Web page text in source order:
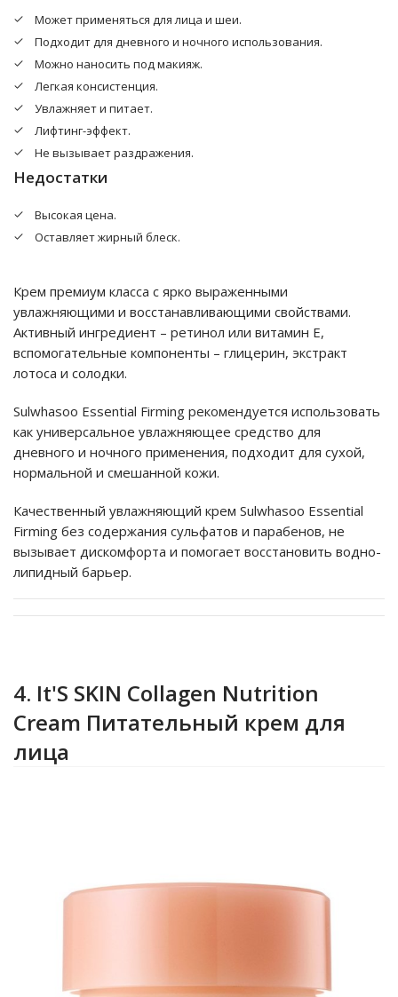
rhizome/root extract, nelumbo nucifera flower extract,
ethyl-hexylglycerin, disodium edta, sorbitan isostearate,
lycium chinense fruit extract, polysorbate 20, polysorbate
uralensis (licorice) root extract, citronellol, citral, geraniol,
benzyl benzoate, hydrolyzed soybean extract, tocopherol
Может применяться для лица и шеи.
Подходит для дневного и ночного использования.
Можно наносить под макияж.
Легкая консистенция.
Увлажняет и питает.
Лифтинг-эффект.
Не вызывает раздражения.
Недостатки
Высокая цена.
Оставляет жирный блеск.
Крем премиум класса с ярко выраженными
увлажняющими и восстанавливающими свойствами.
Активный ингредиент – ретинол или витамин Е,
вспомогательные компоненты – глицерин, экстракт
лотоса и солодки.
Sulwhasoo Essential Firming рекомендуется использовать
как универсальное увлажняющее средство для
дневного и ночного применения, подходит для сухой,
нормальной и смешанной кожи.
Качественный увлажняющий крем Sulwhasoo Essential
Firming без содержания сульфатов и парабенов, не
вызывает дискомфорта и помогает восстановить водно-
липидный барьер.
4. It'S SKIN Collagen Nutrition
Cream Питательный крем для
лица